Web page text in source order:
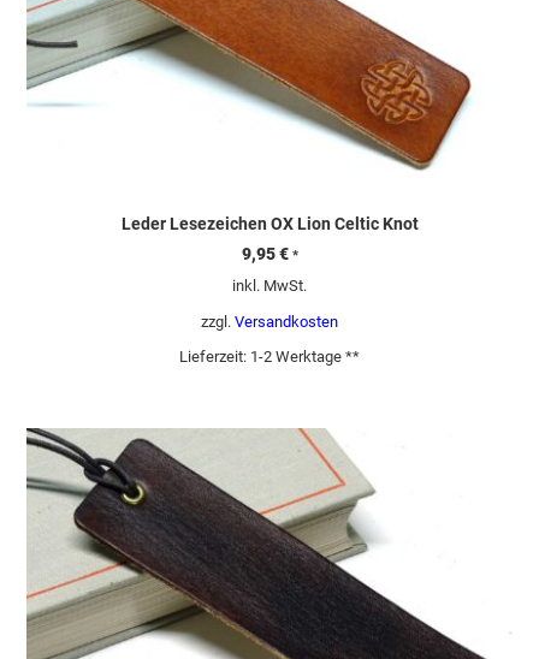
Leder Lesezeichen OX Lion Celtic Knot
9,95€ *
inkl. MwSt.
zzgl. Versandkosten
Lieferzeit: 1-2 Werktage **